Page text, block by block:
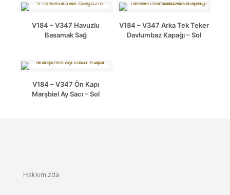
V184 – V347 Havuzlu
Basamak Sağ
V184 – V347 Arka Tek Teker
Davlumbaz Kapağı – Sol
V184 – V347 Ön Kapı
Marşbiel Ay Sacı – Sol
Hakkımızda